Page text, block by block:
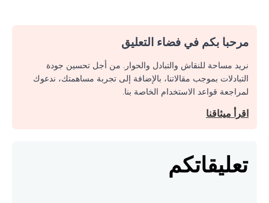
مرحبا بكم في فضاء التعليق
نريد مساحة للنقاش والتبادل والحوار. من أجل تحسين جودة
التبادلات بموجب مقالاتنا، بالإضافة إلى تجربة مساهمتك، ندعوك
لمراجعة قواعد الاستخدام الخاصة بنا.
اقرأ ميثاقنا
تعليقاتكم